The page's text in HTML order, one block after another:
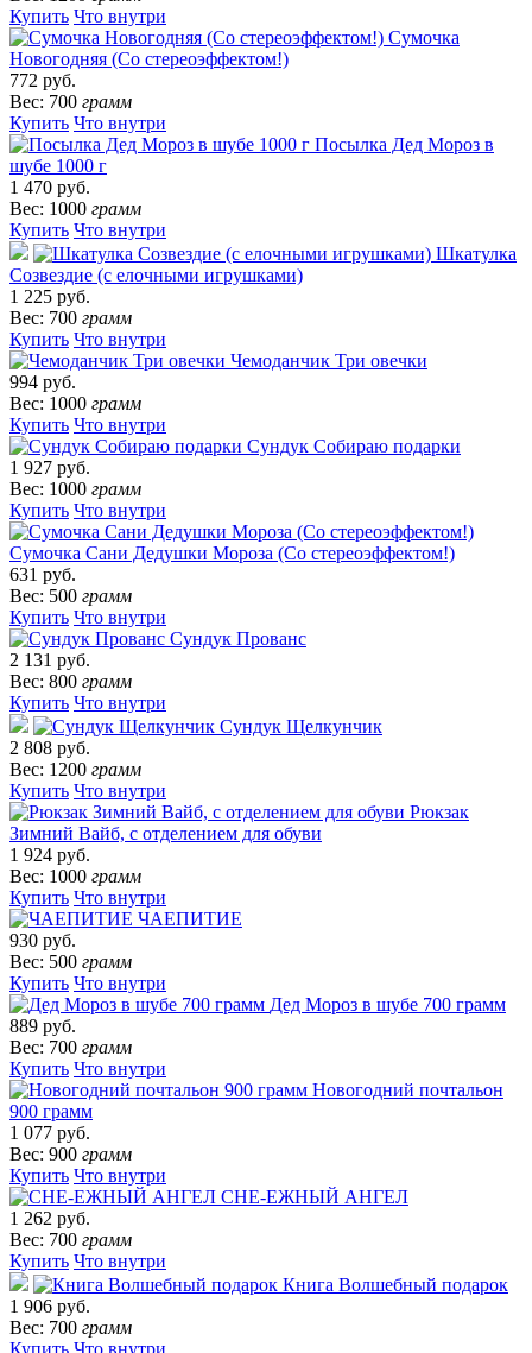
Купить Что внутри
Сумочка
Новогодняя (Со стереоэффектом!)
772 руб.
Вес: 700 грамм
Купить Что внутри
Посылка Дед Мороз в
шубе 1000 г
1 470 руб.
Вес: 1000 грамм
Купить Что внутри
Шкатулка
Созвездие (с елочными игрушками)
1 225 руб.
Вес: 700 грамм
Купить Что внутри
Чемоданчик Три овечки
994 руб.
Вес: 1000 грамм
Купить Что внутри
Сундук Собираю подарки
1 927 руб.
Вес: 1000 грамм
Купить Что внутри
Сумочка Сани Дедушки Мороза (Со стереоэффектом!)
631 руб.
Вес: 500 грамм
Купить Что внутри
Сундук Прованс
2 131 руб.
Вес: 800 грамм
Купить Что внутри
Сундук Щелкунчик
2 808 руб.
Вес: 1200 грамм
Купить Что внутри
Рюкзак
Зимний Вайб, с отделением для обуви
1 924 руб.
Вес: 1000 грамм
Купить Что внутри
ЧАЕПИТИЕ
930 руб.
Вес: 500 грамм
Купить Что внутри
Дед Мороз в шубе 700 грамм
889 руб.
Вес: 700 грамм
Купить Что внутри
Новогодний почтальон
900 грамм
1 077 руб.
Вес: 900 грамм
Купить Что внутри
СНЕ-ЕЖНЫЙ АНГЕЛ
1 262 руб.
Вес: 700 грамм
Купить Что внутри
Книга Волшебный подарок
1 906 руб.
Вес: 700 грамм